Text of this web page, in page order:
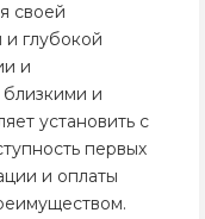
своей
глубокой
и
и
установить с
первых
и оплаты